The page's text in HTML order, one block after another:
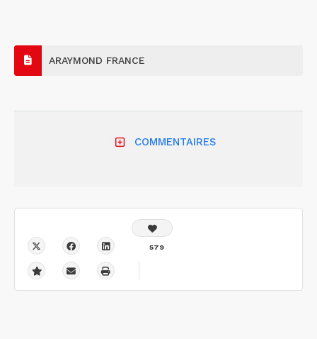
ARAYMOND FRANCE
COMMENTAIRES
579